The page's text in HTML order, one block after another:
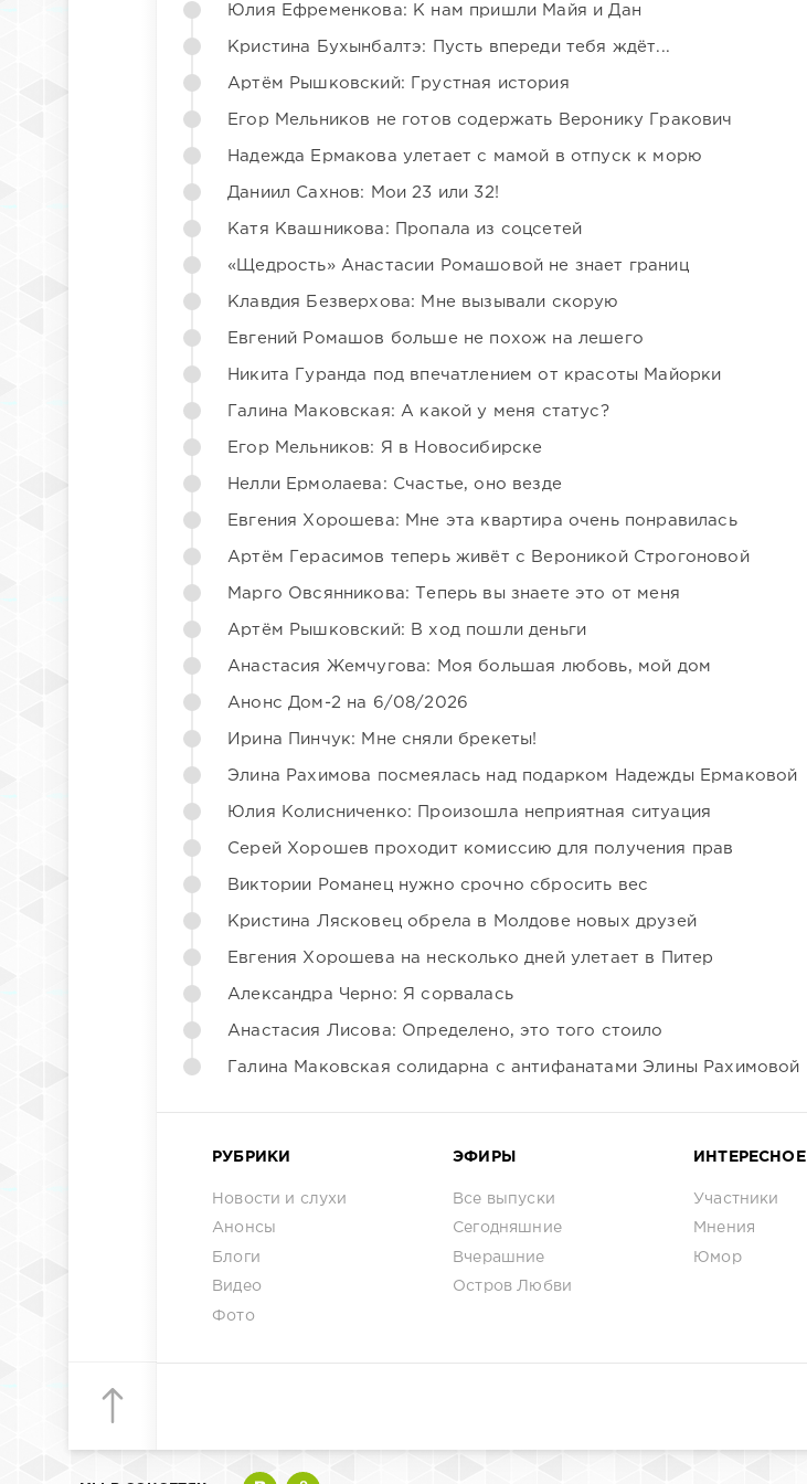
Юлия Ефременкова: К нам пришли Майя и Дан
Кристина Бухынбалтэ: Пусть впереди тебя ждёт...
Артём Рышковский: Грустная история
Егор Мельников не готов содержать Веронику Гракович
Надежда Ермакова улетает с мамой в отпуск к морю
Даниил Сахнов: Мои 23 или 32!
Катя Квашникова: Пропала из соцсетей
«Щедрость» Анастасии Ромашовой не знает границ
Клавдия Безверхова: Мне вызывали скорую
Евгений Ромашов больше не похож на лешего
Никита Гуранда под впечатлением от красоты Майорки
Галина Маковская: А какой у меня статус?
Егор Мельников: Я в Новосибирске
Нелли Ермолаева: Счастье, оно везде
Евгения Хорошева: Мне эта квартира очень понравилась
Артём Герасимов теперь живёт с Вероникой Строгоновой
Марго Овсянникова: Теперь вы знаете это от меня
Артём Рышковский: В ход пошли деньги
Анастасия Жемчугова: Моя большая любовь, мой дом
Анонс Дом-2 на 6/08/2026
Ирина Пинчук: Мне сняли брекеты!
Элина Рахимова посмеялась над подарком Надежды Ермаковой
Юлия Колисниченко: Произошла неприятная ситуация
Серей Хорошев проходит комиссию для получения прав
Виктории Романец нужно срочно сбросить вес
Кристина Лясковец обрела в Молдове новых друзей
Евгения Хорошева на несколько дней улетает в Питер
Александра Черно: Я сорвалась
Анастасия Лисова: Определено, это того стоило
Галина Маковская солидарна с антифанатами Элины Рахимовой
РУБРИКИ
Новости и слухи
Анонсы
Блоги
Видео
Фото
ЭФИРЫ
Все выпуски
Сегодняшние
Вчерашние
Остров Любви
ИНТЕРЕСНОЕ
Участники
Мнения
Юмор